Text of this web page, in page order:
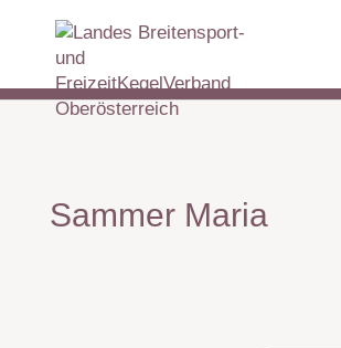
Sammer Maria